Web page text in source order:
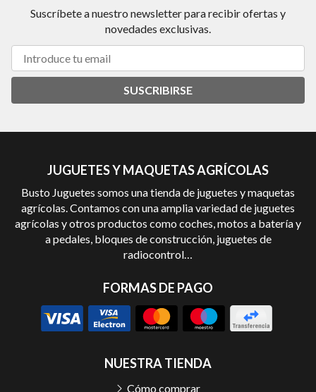
Suscríbete a nuestro newsletter para recibir ofertas y
novedades exclusivas.
SUSCRIBIRSE
JUGUETES Y MAQUETAS AGRÍCOLAS
Busto Juguetes somos una tienda de juguetes y maquetas
agrícolas. Contamos con una amplia variedad de juguetes
agrícolas y otros productos como coches, motos a batería y
a pedales, bloques de construcción, juguetes de
radiocontrol…
FORMAS DE PAGO
NUESTRA TIENDA
Cómo comprar